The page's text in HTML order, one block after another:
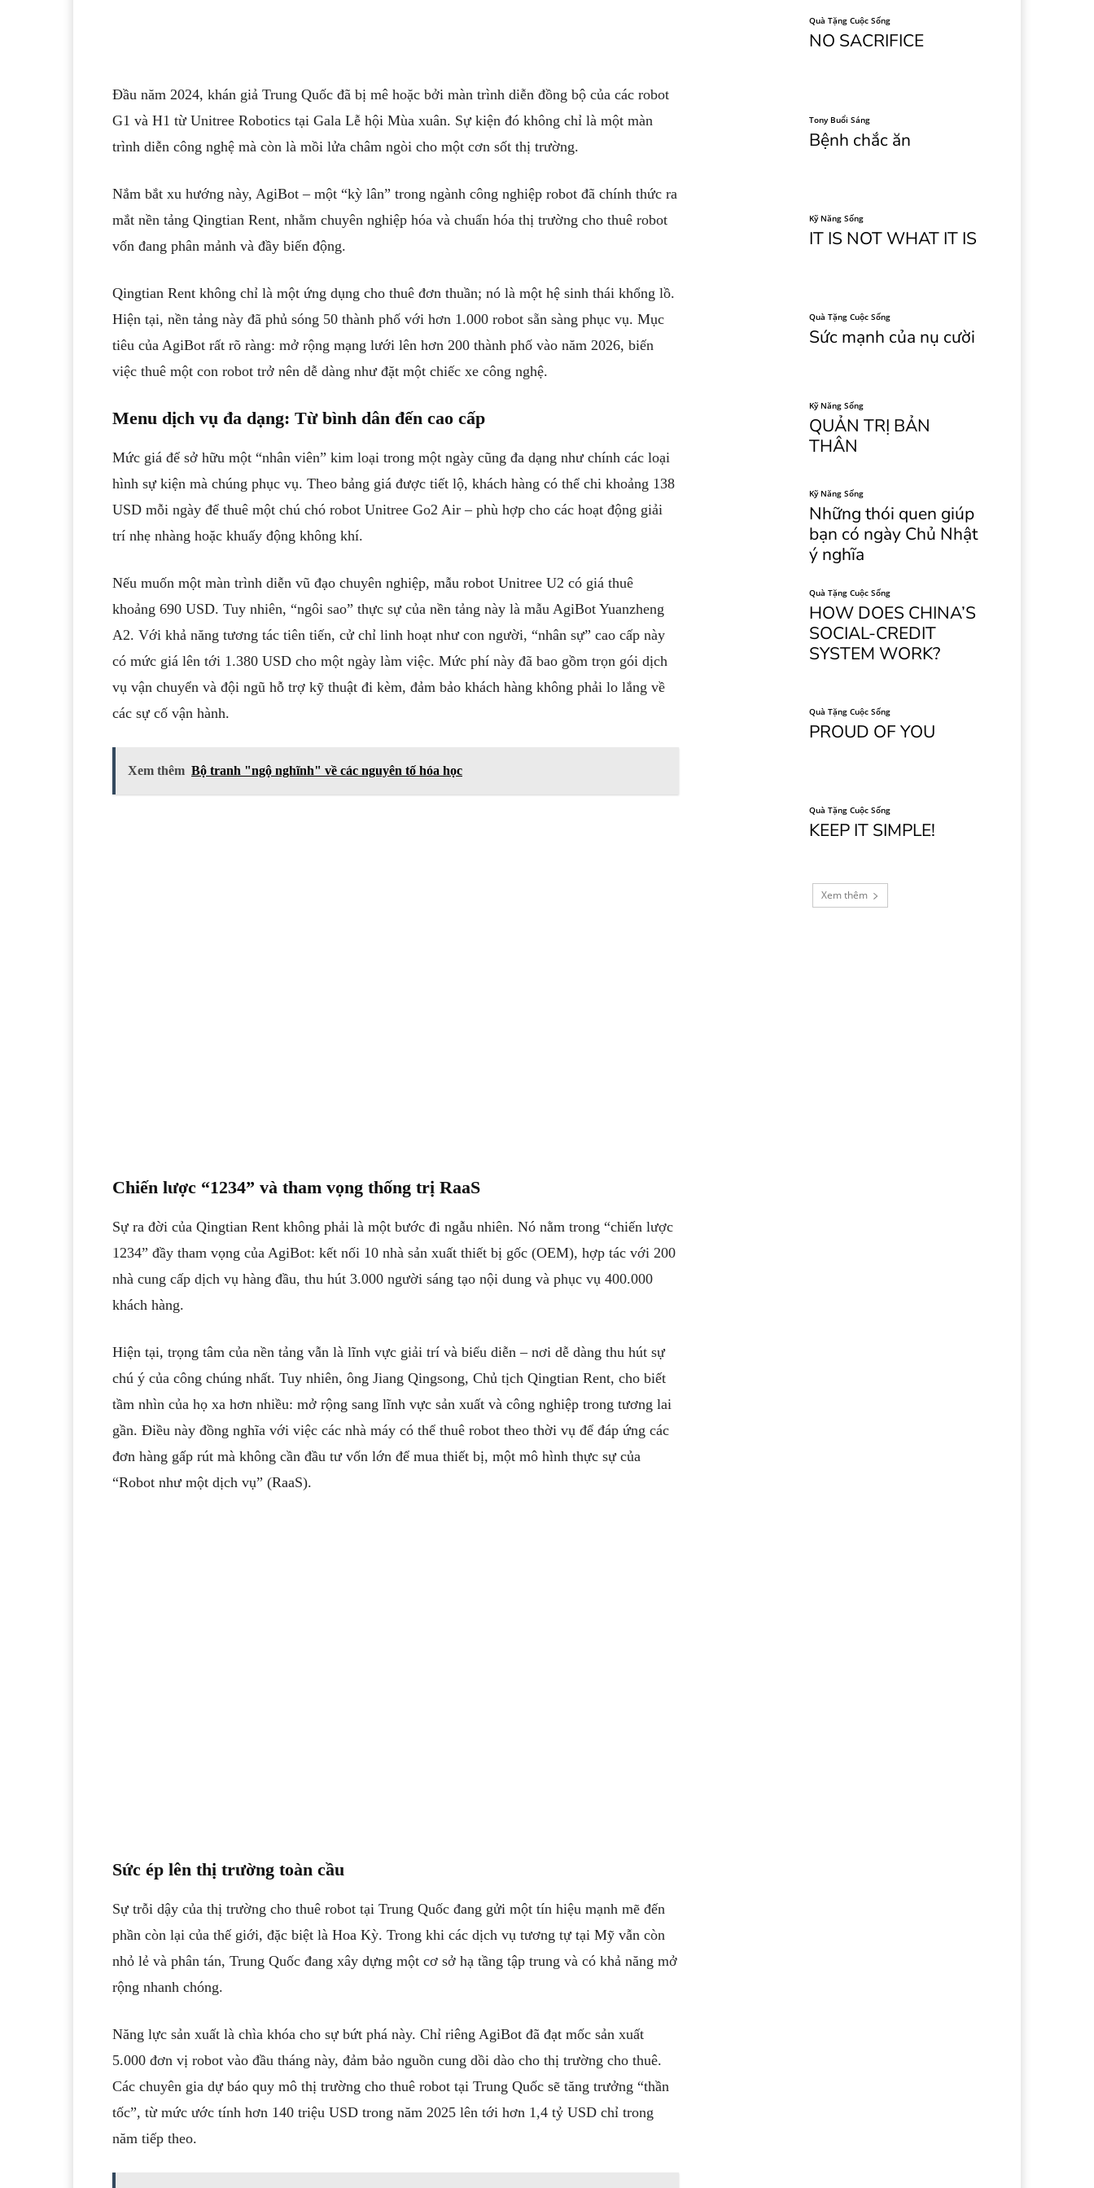
Đầu năm 2024, khán giả Trung Quốc đã bị mê hoặc bởi màn trình diễn đồng bộ của các robot
G1 và H1 từ Unitree Robotics tại Gala Lễ hội Mùa xuân. Sự kiện đó không chỉ là một màn
trình diễn công nghệ mà còn là mồi lửa châm ngòi cho một cơn sốt thị trường.
Nắm bắt xu hướng này, AgiBot – một “kỳ lân” trong ngành công nghiệp robot đã chính thức ra
mắt nền tảng Qingtian Rent, nhằm chuyên nghiệp hóa và chuẩn hóa thị trường cho thuê robot
vốn đang phân mảnh và đầy biến động.
Qingtian Rent không chỉ là một ứng dụng cho thuê đơn thuần; nó là một hệ sinh thái khổng lồ.
Hiện tại, nền tảng này đã phủ sóng 50 thành phố với hơn 1.000 robot sẵn sàng phục vụ. Mục
tiêu của AgiBot rất rõ ràng: mở rộng mạng lưới lên hơn 200 thành phố vào năm 2026, biến
việc thuê một con robot trở nên dễ dàng như đặt một chiếc xe công nghệ.
Menu dịch vụ đa dạng: Từ bình dân đến cao cấp
Mức giá để sở hữu một “nhân viên” kim loại trong một ngày cũng đa dạng như chính các loại
hình sự kiện mà chúng phục vụ. Theo bảng giá được tiết lộ, khách hàng có thể chi khoảng 138
USD mỗi ngày để thuê một chú chó robot Unitree Go2 Air – phù hợp cho các hoạt động giải
trí nhẹ nhàng hoặc khuấy động không khí.
Nếu muốn một màn trình diễn vũ đạo chuyên nghiệp, mẫu robot Unitree U2 có giá thuê
khoảng 690 USD. Tuy nhiên, “ngôi sao” thực sự của nền tảng này là mẫu AgiBot Yuanzheng
A2. Với khả năng tương tác tiên tiến, cử chỉ linh hoạt như con người, “nhân sự” cao cấp này
có mức giá lên tới 1.380 USD cho một ngày làm việc. Mức phí này đã bao gồm trọn gói dịch
vụ vận chuyển và đội ngũ hỗ trợ kỹ thuật đi kèm, đảm bảo khách hàng không phải lo lắng về
các sự cố vận hành.
Xem thêm Bộ tranh "ngộ nghĩnh" về các nguyên tố hóa học
Chiến lược “1234” và tham vọng thống trị RaaS
Sự ra đời của Qingtian Rent không phải là một bước đi ngẫu nhiên. Nó nằm trong “chiến lược
1234” đầy tham vọng của AgiBot: kết nối 10 nhà sản xuất thiết bị gốc (OEM), hợp tác với 200
nhà cung cấp dịch vụ hàng đầu, thu hút 3.000 người sáng tạo nội dung và phục vụ 400.000
khách hàng.
Hiện tại, trọng tâm của nền tảng vẫn là lĩnh vực giải trí và biểu diễn – nơi dễ dàng thu hút sự
chú ý của công chúng nhất. Tuy nhiên, ông Jiang Qingsong, Chủ tịch Qingtian Rent, cho biết
tầm nhìn của họ xa hơn nhiều: mở rộng sang lĩnh vực sản xuất và công nghiệp trong tương lai
gần. Điều này đồng nghĩa với việc các nhà máy có thể thuê robot theo thời vụ để đáp ứng các
đơn hàng gấp rút mà không cần đầu tư vốn lớn để mua thiết bị, một mô hình thực sự của
“Robot như một dịch vụ” (RaaS).
Sức ép lên thị trường toàn cầu
Sự trỗi dậy của thị trường cho thuê robot tại Trung Quốc đang gửi một tín hiệu mạnh mẽ đến
phần còn lại của thế giới, đặc biệt là Hoa Kỳ. Trong khi các dịch vụ tương tự tại Mỹ vẫn còn
nhỏ lẻ và phân tán, Trung Quốc đang xây dựng một cơ sở hạ tầng tập trung và có khả năng mở
rộng nhanh chóng.
Năng lực sản xuất là chìa khóa cho sự bứt phá này. Chỉ riêng AgiBot đã đạt mốc sản xuất
5.000 đơn vị robot vào đầu tháng này, đảm bảo nguồn cung dồi dào cho thị trường cho thuê.
Các chuyên gia dự báo quy mô thị trường cho thuê robot tại Trung Quốc sẽ tăng trưởng “thần
tốc”, từ mức ước tính hơn 140 triệu USD trong năm 2025 lên tới hơn 1,4 tỷ USD chỉ trong
năm tiếp theo.
Quà Tặng Cuộc Sống
NO SACRIFICE
Tony Buổi Sáng
Bệnh chắc ăn
Kỹ Năng Sống
IT IS NOT WHAT IT IS
Quà Tặng Cuộc Sống
Sức mạnh của nụ cười
Kỹ Năng Sống
QUẢN TRỊ BẢN
THÂN
Kỹ Năng Sống
Những thói quen giúp
bạn có ngày Chủ Nhật
ý nghĩa
Quà Tặng Cuộc Sống
HOW DOES CHINA’S
SOCIAL-CREDIT
SYSTEM WORK?
Quà Tặng Cuộc Sống
PROUD OF YOU
Quà Tặng Cuộc Sống
KEEP IT SIMPLE!
Xem thêm